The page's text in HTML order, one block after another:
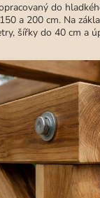
do
a 200 cm. Na
šířky do 40 cm a